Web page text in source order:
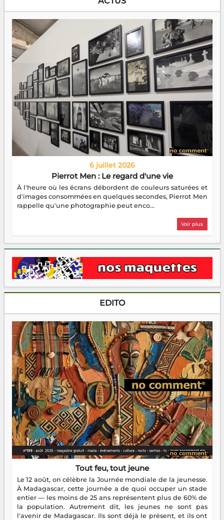
6 juillet 2026
Pierrot Men : Le regard d'une vie
À l'heure où les écrans débordent de couleurs saturées et
d'images consommées en quelques secondes, Pierrot Men
rappelle qu'une photographie peut enco...
Voir plus
EDITO
Tout feu, tout jeune
Le 12 août, on célèbre la Journée mondiale de la jeunesse.
À Madagascar, cette journée a de quoi occuper un stade
entier — les moins de 25 ans représentent plus de 60% de
la population. Autrement dit, les jeunes ne sont pas
l'avenir de Madagascar. Ils sont déjà le présent, et ils ont